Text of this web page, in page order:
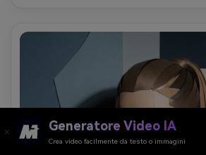
Generatore Video IA
Crea video facilmente da testo o immagini